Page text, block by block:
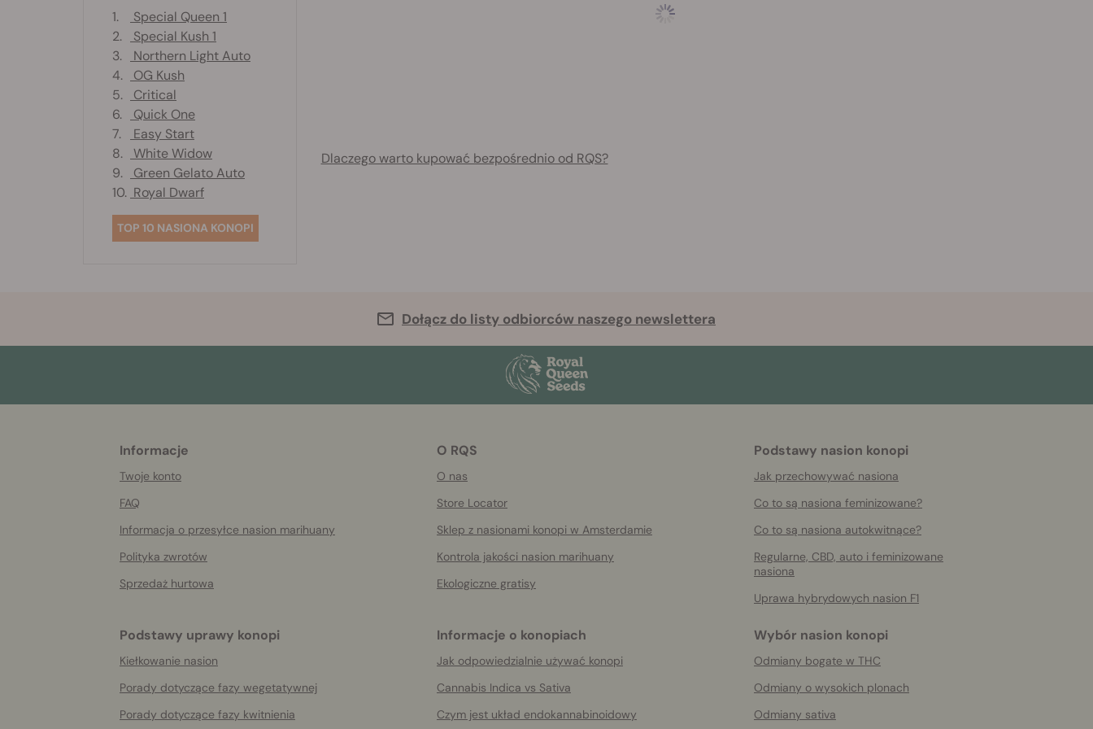
Dlaczego warto kupować bezpośrednio od RQS?
1.
Special Queen 1
2.
Special Kush 1
3.
Northern Light Auto
4.
OG Kush
5.
Critical
6.
Quick One
7.
Easy Start
8.
White Widow
9.
Green Gelato Auto
10. Royal Dwarf
TOP 10 NASIONA KONOPI
Dołącz do listy odbiorców naszego newslettera
Informacje
Twoje konto
FAQ
Informacja o przesyłce nasion marihuany
Polityka zwrotów
Sprzedaż hurtowa
O RQS
O nas
Store Locator
Sklep z nasionami konopi w Amsterdamie
Kontrola jakości nasion marihuany
Ekologiczne gratisy
Podstawy nasion konopi
Jak przechowywać nasiona
Co to są nasiona feminizowane?
Co to są nasiona autokwitnące?
Regularne, CBD, auto i feminizowane
nasiona
Uprawa hybrydowych nasion F1
Podstawy uprawy konopi
Kiełkowanie nasion
Porady dotyczące fazy wegetatywnej
Porady dotyczące fazy kwitnienia
Informacje o konopiach
Jak odpowiedzialnie używać konopi
Cannabis Indica vs Sativa
Czym jest układ endokannabinoidowy
Wybór nasion konopi
Odmiany bogate w THC
Odmiany o wysokich plonach
Odmiany sativa